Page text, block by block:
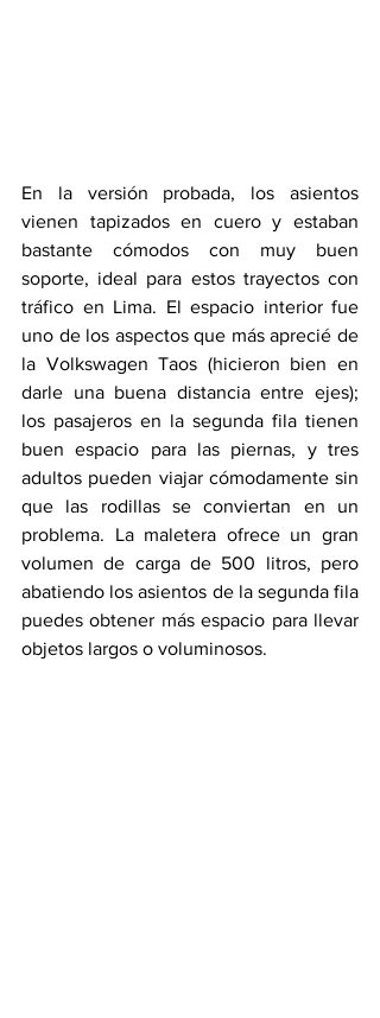
En la versión probada, los asientos
vienen tapizados en cuero y estaban
bastante cómodos con muy buen
soporte, ideal para estos trayectos con
tráfico en Lima. El espacio interior fue
uno de los aspectos que más aprecié de
la Volkswagen Taos (hicieron bien en
darle una buena distancia entre ejes);
los pasajeros en la segunda fila tienen
buen espacio para las piernas, y tres
adultos pueden viajar cómodamente sin
que las rodillas se conviertan en un
problema. La maletera ofrece un gran
volumen de carga de 500 litros, pero
abatiendo los asientos de la segunda fila
puedes obtener más espacio para llevar
objetos largos o voluminosos.